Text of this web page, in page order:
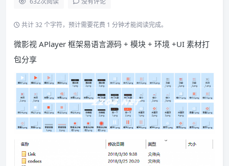
共计 32 个字符，预计需要花费 1 分钟才能阅读完成。
微影视 APlayer 框架易语言源码 + 模块 + 环境 +UI 素材打
包分享